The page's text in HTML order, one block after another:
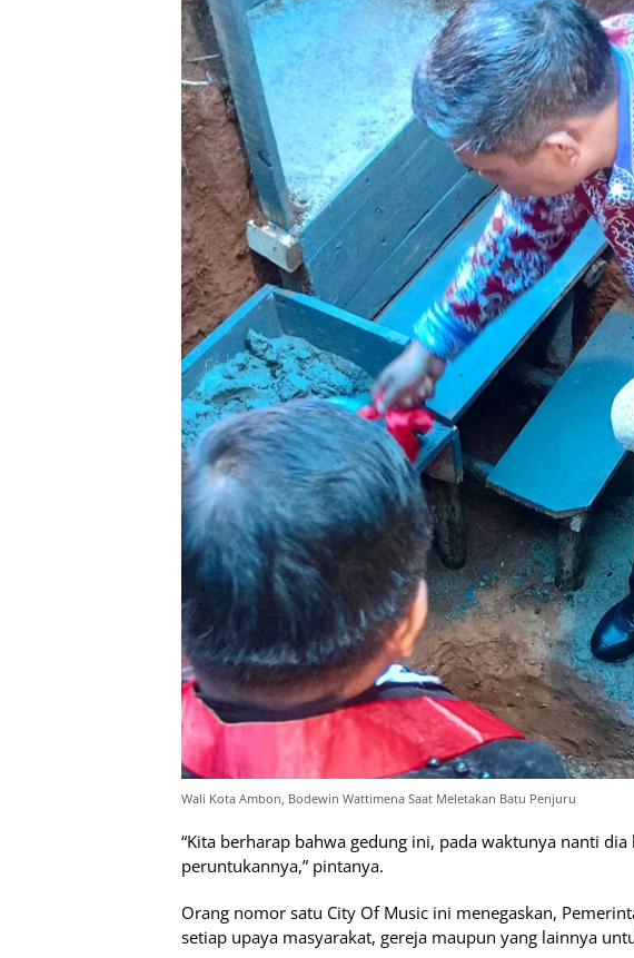
Wali Kota Ambon, Bodewin Wattimena Saat Meletakan Batu Penjuru
“Kita berharap bahwa gedung ini, pada waktunya nanti
peruntukannya,” pintanya.
Orang nomor satu City Of Music ini menegaskan,
setiap upaya masyarakat, gereja maupun yang lainnya